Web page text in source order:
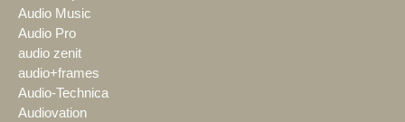
Audio Music
Audio Pro
audio zenit
audio+frames
Audio-Technica
Audiovation